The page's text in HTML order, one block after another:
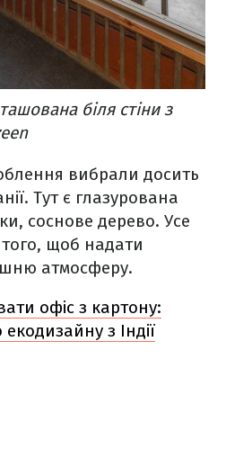
біля стіни з
вибрали досить
Тут є глазурована
соснове дерево. Усе
щоб надати
атмосферу.
офіс з картону:
з Індії